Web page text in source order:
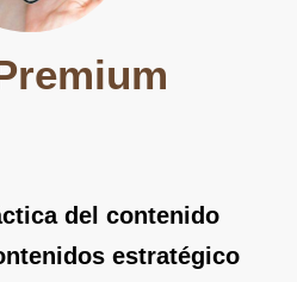
del contenido
estratégico